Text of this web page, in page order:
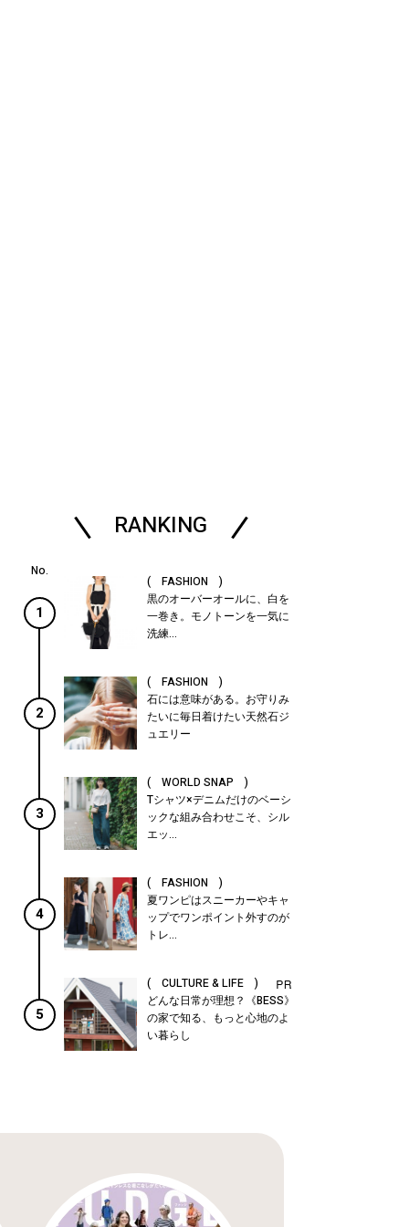
RANKING
1
( FASHION )
黒のオーバーオールに、白を
一巻き。モノトーンを一気に
洗練...
2
( FASHION )
石には意味がある。お守りみ
たいに毎日着けたい天然石ジ
ュエリー
3
( WORLD SNAP )
Tシャツ×デニムだけのベーシ
ックな組み合わせこそ、シル
エッ...
4
( FASHION )
夏ワンピはスニーカーやキャ
ップでワンポイント外すのが
トレ...
5
( CULTURE & LIFE )
どんな日常が理想？《BESS》
の家で知る、もっと心地のよ
い暮らし